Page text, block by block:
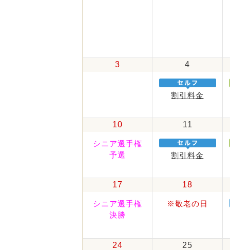
3 4
割引料金
10
シニア選手権
予選
11
割引料金
17
シニア選手権
決勝
18
※敬老の日
24 25